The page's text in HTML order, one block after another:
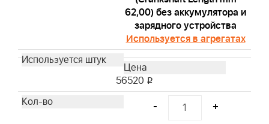
62,00) без аккумулятора и
зарядного устройства
Используется в агрегатах
56520 i
- +